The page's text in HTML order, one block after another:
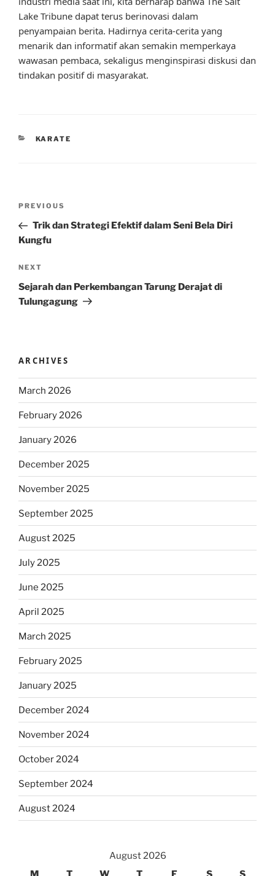
Lake Tribune dapat terus berinovasi dalam
penyampaian berita. Hadirnya cerita-cerita yang
menarik dan informatif akan semakin memperkaya
wawasan pembaca, sekaligus menginspirasi diskusi dan
tindakan positif di masyarakat.
CATEGORIES
KARATE
Previous
Post
PREVIOUS
Trik dan Strategi Efektif dalam Seni Bela Diri
Kungfu
Next
Post
NEXT
Sejarah dan Perkembangan Tarung Derajat di
Tulungagung
ARCHIVES
March 2026
February 2026
January 2026
December 2025
November 2025
September 2025
August 2025
July 2025
June 2025
April 2025
March 2025
February 2025
January 2025
December 2024
November 2024
October 2024
September 2024
August 2024
August 2026